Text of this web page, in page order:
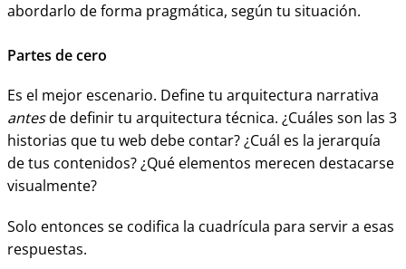
abordarlo de forma pragmática, según tu situación.
Partes de cero
Es el mejor escenario. Define tu arquitectura narrativa
antesde definir tu arquitectura técnica. ¿Cuáles son las 3
historias que tu web debe contar? ¿Cuál es la jerarquía
de tus contenidos? ¿Qué elementos merecen destacarse
visualmente?
Solo entonces se codifica la cuadrícula para servir a esas
respuestas.